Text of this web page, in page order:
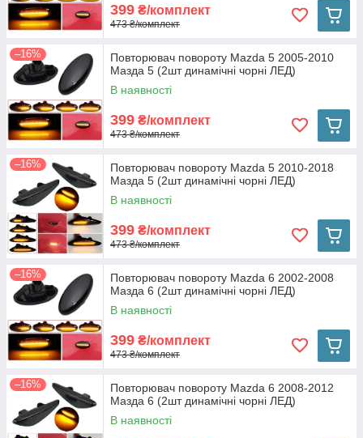
399 ₴/комплект
473 ₴/комплект
–16%
Повторювач повороту Mazda 5 2005-2010
Мазда 5 (2шт динамічні чорні ЛЕД)
В наявності
399 ₴/комплект
473 ₴/комплект
–16%
Повторювач повороту Mazda 5 2010-2018
Мазда 5 (2шт динамічні чорні ЛЕД)
В наявності
399 ₴/комплект
473 ₴/комплект
–16%
Повторювач повороту Mazda 6 2002-2008
Мазда 6 (2шт динамічні чорні ЛЕД)
В наявності
399 ₴/комплект
473 ₴/комплект
–16%
Повторювач повороту Mazda 6 2008-2012
Мазда 6 (2шт динамічні чорні ЛЕД)
В наявності